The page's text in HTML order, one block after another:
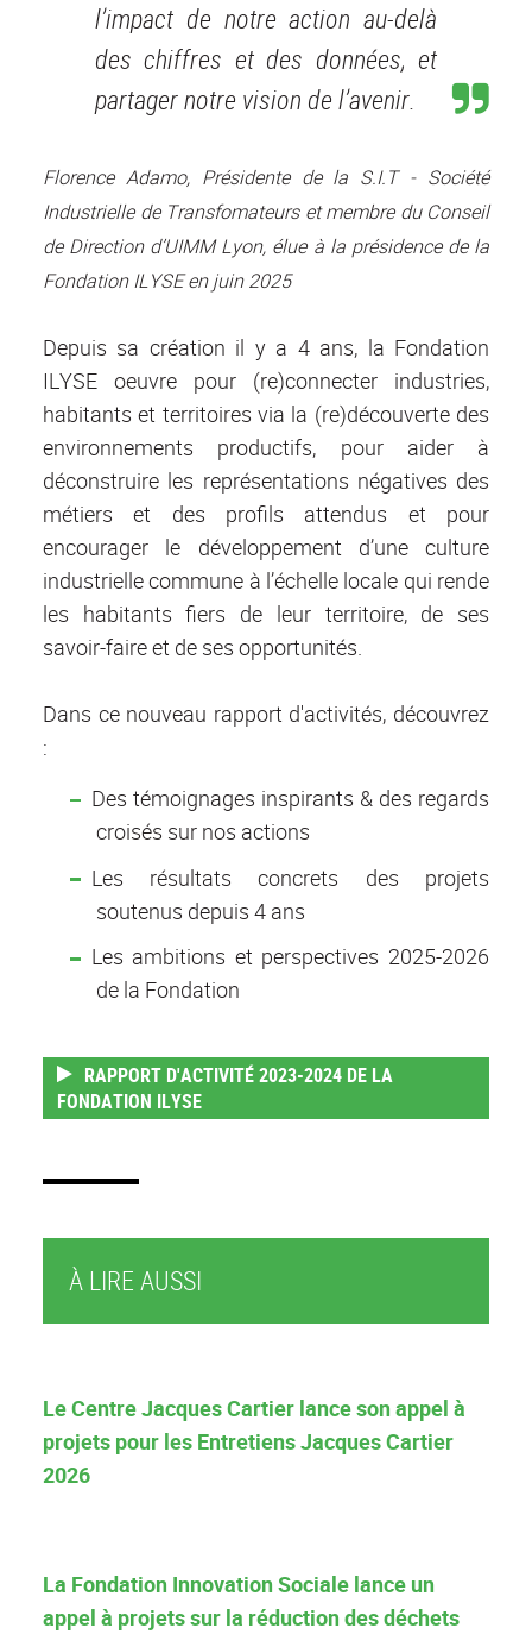
l’impact de notre action au-delà
des chiffres et des données, et
partager notre vision de l’avenir.
Florence Adamo, Présidente de la S.I.T - Société
Industrielle de Transfomateurs et membre du Conseil
de Direction d’UIMM Lyon, élue à la présidence de la
Fondation ILYSE en juin 2025
Depuis sa création il y a 4 ans, la Fondation
ILYSE oeuvre pour (re)connecter industries,
habitants et territoires via la (re)découverte des
environnements productifs, pour aider à
déconstruire les représentations négatives des
métiers et des profils attendus et pour
encourager le développement d’une culture
industrielle commune à l’échelle locale qui rende
les habitants fiers de leur territoire, de ses
savoir-faire et de ses opportunités.
Dans ce nouveau rapport d'activités, découvrez
:
Des témoignages inspirants & des regards
croisés sur nos actions
Les résultats concrets des projets
soutenus depuis 4 ans
Les ambitions et perspectives 2025-2026
de la Fondation
RAPPORT D'ACTIVITÉ 2023-2024 DE LA
FONDATION ILYSE
À LIRE AUSSI
Le Centre Jacques Cartier lance son appel à
projets pour les Entretiens Jacques Cartier
2026
La Fondation Innovation Sociale lance un
appel à projets sur la réduction des déchets